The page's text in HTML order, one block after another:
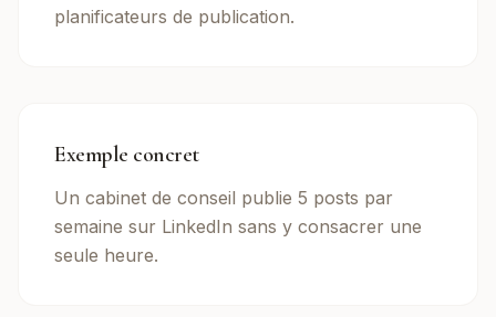
planificateurs de publication.
Exemple concret
Un cabinet de conseil publie 5 posts par
semaine sur LinkedIn sans y consacrer une
seule heure.